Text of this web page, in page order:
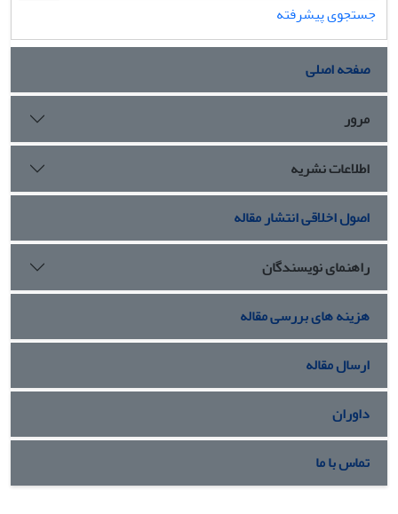
جستجوی پیشرفته
صفحه اصلی
مرور
اطلاعات نشریه
اصول اخلاقی انتشار مقاله
راهنمای نویسندگان
هزینه های بررسی مقاله
ارسال مقاله
داوران
تماس با ما